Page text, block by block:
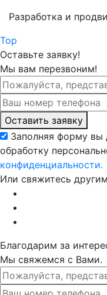
Разработка и
Top
Оставьте заявку!
Мы вам перезвоним!
Оставить заявку
Заполняя форму вы
обработку
конфиденциальности.
Или свяжитесь
Благодарим за
Мы свяжемся с Вами.